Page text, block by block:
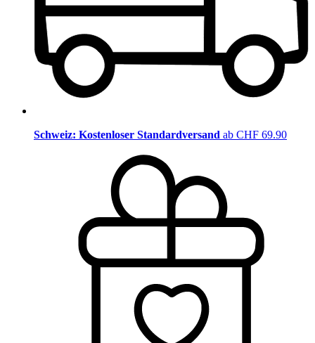
Schweiz: Kostenloser Standardversand ab CHF 69.90